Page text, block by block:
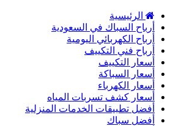
الرئيسية
أرباح السباك في السعودية
أرباح الكهربائي اليومية
أرباح فني التكييف
أسعار التكييف
أسعار السباكة
أسعار الكهرباء
أسعار كشف تسربات المياه
أفضل تطبيقات الخدمات المنزلية
أفضل سباك